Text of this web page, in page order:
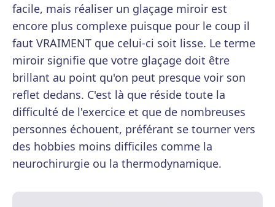
facile, mais réaliser un glaçage miroir est
encore plus complexe puisque pour le coup il
faut VRAIMENT que celui-ci soit lisse. Le terme
miroir signifie que votre glaçage doit être
brillant au point qu'on peut presque voir son
reflet dedans. C'est là que réside toute la
difficulté de l'exercice et que de nombreuses
personnes échouent, préférant se tourner vers
des hobbies moins difficiles comme la
neurochirurgie ou la thermodynamique.